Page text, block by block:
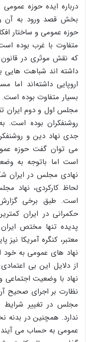
درباره ایده حوزه
بخش قصد ورود به آن
حوزه عمومی و ساختار
متفاوت با غرب بوده
که نقش موثری در
داشته اند شباهت
اروپایی داشته‌اند اما
بسیار متفاوت بوده
مجلس اول و دوم ایران
روشنفکران بوده است.
جدی نهاد دین و
می توان گفت حوزه
است اما باتوجه به
نهادی مجلس در ایران
لحاظ کارکردی، نهاد
است. طبق برخی
حکمرانی در ایران
پدیده تنها مختص
از دلایل این بی
نهاد با وضعیت اجتماعی
نظارت بر اجرای صحیح
مجلس در تغییر
ندارد. همچنین در بدنه
عمومی به حساب می آیند